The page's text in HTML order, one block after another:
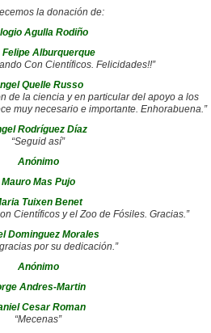
la donación de:
Agulla Rodiño
Felipe Alburquerque
Con Científicos. Felicidades!!”
Quelle Russo
de la ciencia y en particular del apoyo a los
muy necesario e importante. Enhorabuena.”
Rodríguez Díaz
“Seguid así”
Anónimo
Mauro Mas Pujo
Tuixen Benet
Científicos y el Zoo de Fósiles. Gracias.”
Dominguez Morales
por su dedicación.”
Anónimo
Andres-Martin
Cesar Roman
“Mecenas”